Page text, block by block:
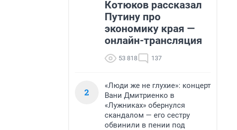
Котюков рассказал
Путину про
экономику края —
онлайн-трансляция
53 818 137
2
«Люди же не глухие»: концерт
Вани Дмитриенко в
«Лужниках» обернулся
скандалом — его сестру
обвинили в пении под